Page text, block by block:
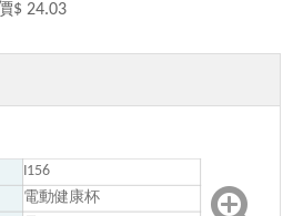
$ 24.03
I156
電動健康杯